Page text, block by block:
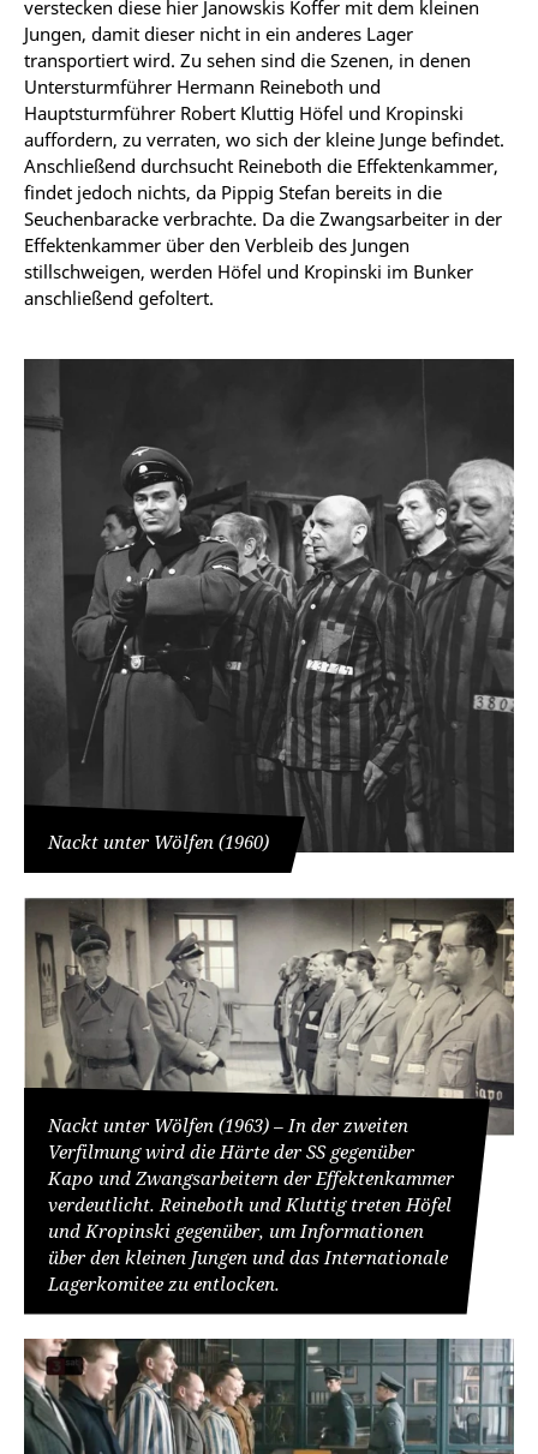
verstecken diese hier Janowskis Koffer mit dem kleinen
Jungen, damit dieser nicht in ein anderes Lager
transportiert wird. Zu sehen sind die Szenen, in denen
Untersturmführer Hermann Reineboth und
Hauptsturmführer Robert Kluttig Höfel und Kropinski
auffordern, zu verraten, wo sich der kleine Junge befindet.
Anschließend durchsucht Reineboth die Effektenkammer,
findet jedoch nichts, da Pippig Stefan bereits in die
Seuchenbaracke verbrachte. Da die Zwangsarbeiter in der
Effektenkammer über den Verbleib des Jungen
stillschweigen, werden Höfel und Kropinski im Bunker
anschließend gefoltert.
Nackt unter Wölfen (1960)
Nackt unter Wölfen (1963) – In der zweiten
Verfilmung wird die Härte der SS gegenüber
Kapo und Zwangsarbeitern der Effektenkammer
verdeutlicht. Reineboth und Kluttig treten Höfel
und Kropinski gegenüber, um Informationen
über den kleinen Jungen und das Internationale
Lagerkomitee zu entlocken.